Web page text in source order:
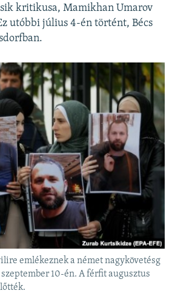
kritikusa, Mamikhan Umarov
utóbbi július 4-én történt, Bécs
emlékeznek a német nagykövetésg
10-én. A férfit augusztus